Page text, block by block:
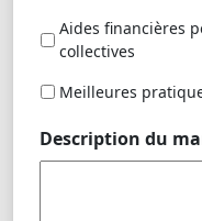
Aides financières
collectives
Meilleures
Description du